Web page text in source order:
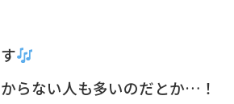
らない人も多いのだとか…！